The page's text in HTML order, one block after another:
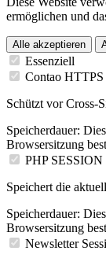
ermöglichen und
Alle akzeptieren
Essenziell
Contao
Schützt vor Cross-
Speicherdauer:
Browsersitzung
PHP SESSION
Speichert die
Speicherdauer:
Browsersitzung
Newsletter